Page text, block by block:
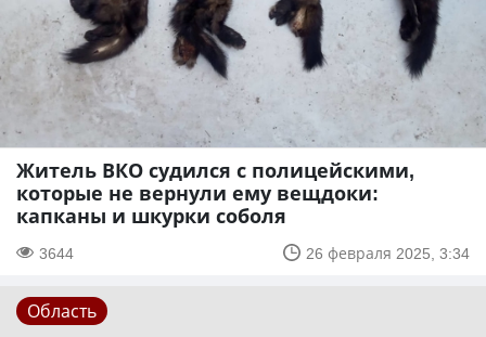
Житель ВКО судился с полицейскими,
которые не вернули ему вещдоки:
капканы и шкурки соболя
3644 26 февраля 2025, 3:34
Область